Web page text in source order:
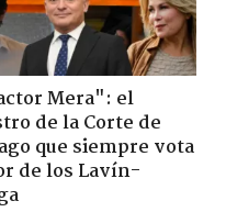
Mera": el
de la Corte de
que siempre vota
de los Lavín-